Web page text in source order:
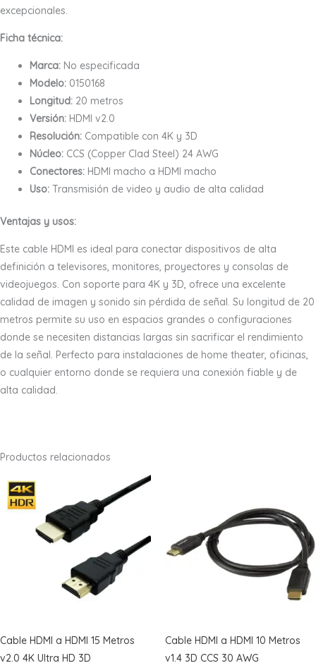
excepcionales.
Ficha técnica:
Marca: No especificada
Modelo: 0150168
Longitud: 20 metros
Versión: HDMI v2.0
Resolución: Compatible con 4K y 3D
Núcleo: CCS (Copper Clad Steel) 24 AWG
Conectores: HDMI macho a HDMI macho
Uso: Transmisión de video y audio de alta calidad
Ventajas y usos:
Este cable HDMI es ideal para conectar dispositivos de alta
definición a televisores, monitores, proyectores y consolas de
videojuegos. Con soporte para 4K y 3D, ofrece una excelente
calidad de imagen y sonido sin pérdida de señal. Su longitud de 20
metros permite su uso en espacios grandes o configuraciones
donde se necesiten distancias largas sin sacrificar el rendimiento
de la señal. Perfecto para instalaciones de home theater, oficinas,
o cualquier entorno donde se requiera una conexión fiable y de
alta calidad.
Productos relacionados
Cable HDMI a HDMI 15 Metros
v2.0 4K Ultra HD 3D
Cable HDMI a HDMI 10 Metros
v1.4 3D CCS 30 AWG